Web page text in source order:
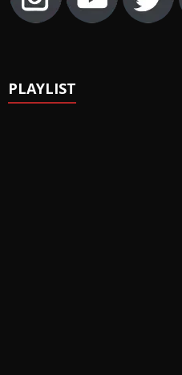
PLAYLIST